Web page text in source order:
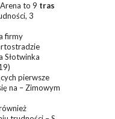
to 9 tras
3
firmy
Słotwinka
pierwsze
na – Zimowym